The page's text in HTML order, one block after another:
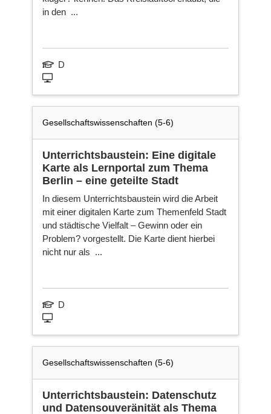
in den ...
D
Gesellschaftswissenschaften (5-6)
Unterrichtsbaustein: Eine digitale
Karte als Lernportal zum Thema
Berlin – eine geteilte Stadt
In diesem Unterrichtsbaustein wird die Arbeit
mit einer digitalen Karte zum Themenfeld Stadt
und städtische Vielfalt – Gewinn oder ein
Problem? vorgestellt. Die Karte dient hierbei
nicht nur als ...
D
Gesellschaftswissenschaften (5-6)
Unterrichtsbaustein: Datenschutz
und Datensouveränität als Thema